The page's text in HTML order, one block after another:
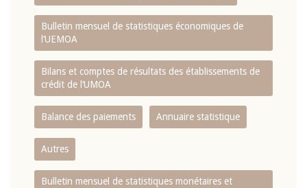
Bulletin mensuel de statistiques économiques de
l‘UEMOA
Bilans et comptes de résultats des établissements de
crédit de l‘UMOA
Balance des paiements Annuaire statistique
Autres
Bulletin mensuel de statistiques monétaires et